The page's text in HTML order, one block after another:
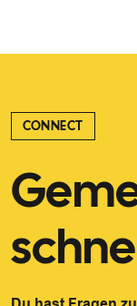
CONNECT